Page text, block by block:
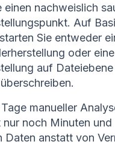
einen nachweislich
Auf
Sie entweder
oder
auf
manueller
nur noch Minuten
Daten anstatt von